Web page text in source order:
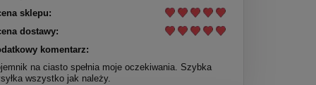
sklepu:
dostawy:
komentarz:
na ciasto spełnia moje oczekiwania. Szybka
wszystko jak należy.